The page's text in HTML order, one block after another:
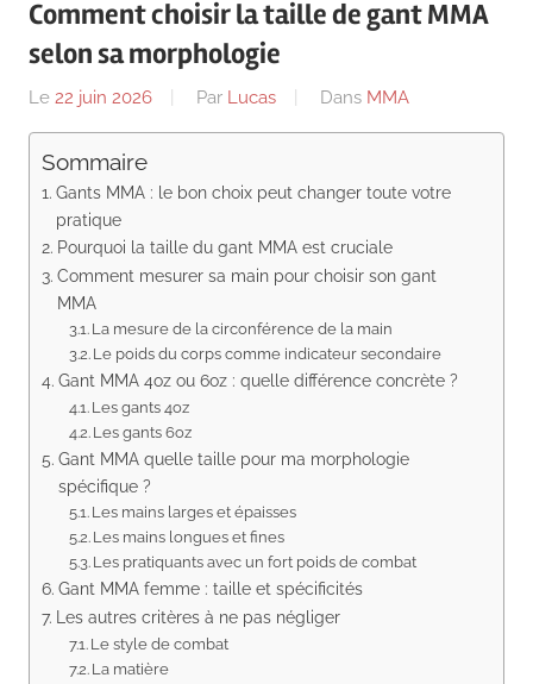
Comment choisir la taille de gant MMA
selon sa morphologie
Le 22 juin 2026 Par Lucas Dans MMA
Sommaire
Gants MMA : le bon choix peut changer toute votre
pratique
Pourquoi la taille du gant MMA est cruciale
Comment mesurer sa main pour choisir son gant
MMA
La mesure de la circonférence de la main
Le poids du corps comme indicateur secondaire
Gant MMA 4oz ou 6oz : quelle différence concrète ?
Les gants 4oz
Les gants 6oz
Gant MMA quelle taille pour ma morphologie
spécifique ?
Les mains larges et épaisses
Les mains longues et fines
Les pratiquants avec un fort poids de combat
Gant MMA femme : taille et spécificités
Les autres critères à ne pas négliger
Le style de combat
La matière